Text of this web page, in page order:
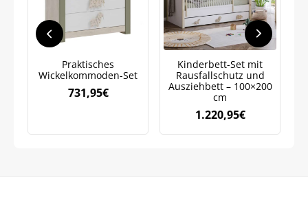
Praktisches
Wickelkommoden-Set
731,95€
Kinderbett-Set mit
Rausfallschutz und
Ausziehbett – 100×200
cm
1.220,95€
Bleiben Sie auf dem Laufenden über
Neuigkeiten und Angebote.
Marketingkommunikation verarbeiten. Lesen Sie unsere
Datenschutzrichtlinie.